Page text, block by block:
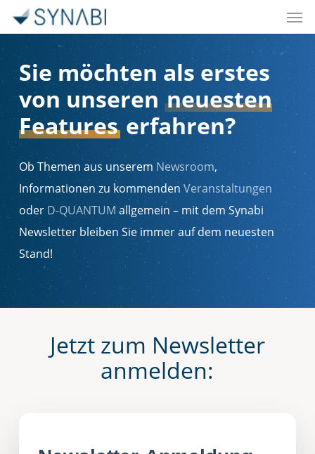
to
main
contentSie möchten als erstes
von unseren neuesten
Featureserfahren?
Ob Themen aus unserem Newsroom,
Informationen zu kommendenVeranstaltungen
oder D-QUANTUM allgemein – mit dem Synabi
Newsletter bleiben Sie immer auf dem neuesten
Stand!
Jetzt zum Newsletter
anmelden: